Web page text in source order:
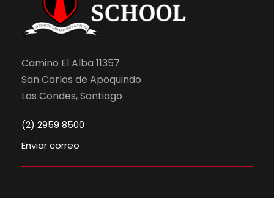
Camino El Alba 11357
San Carlos de Apoquindo
Las Condes, Santiago
(2) 2959 8500
Enviar correo